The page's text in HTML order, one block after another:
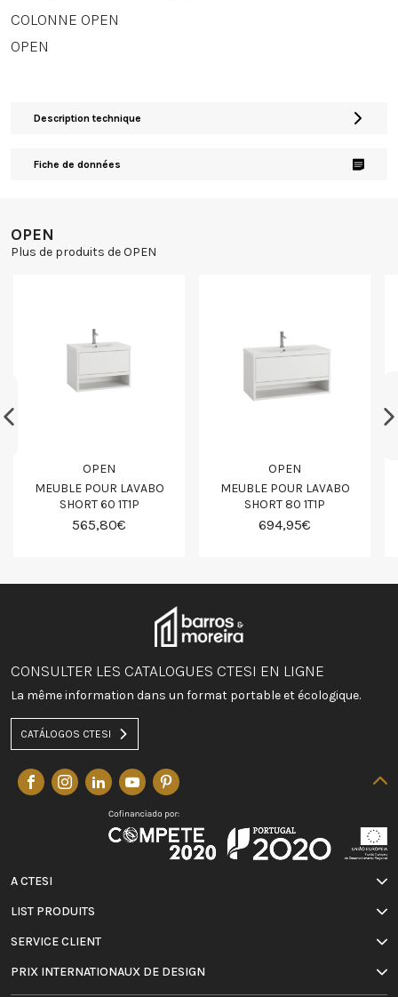
COLONNE OPEN
OPEN
Description technique
Fiche de données
OPEN
Plus de produits de OPEN
OPEN
MEUBLE POUR LAVABO
SHORT 60 1T1P
565,80€
OPEN
MEUBLE POUR LAVABO
SHORT 80 1T1P
694,95€
CONSULTER LES CATALOGUES CTESI EN LIGNE
La même information dans un format portable et écologique.
CATÁLOGOS CTESI
A CTESI
LIST PRODUITS
SERVICE CLIENT
PRIX INTERNATIONAUX DE DESIGN